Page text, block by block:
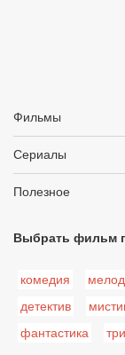
Фильмы
Сериалы
Полезное
Выбрать фильм
комедия
детектив
фантастика